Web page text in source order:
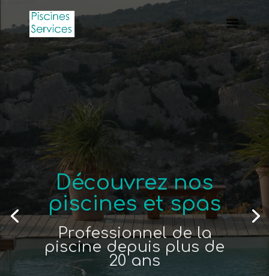
Découvrez nos
piscines et spas
Professionnel de la
piscine depuis plus de
20 ans